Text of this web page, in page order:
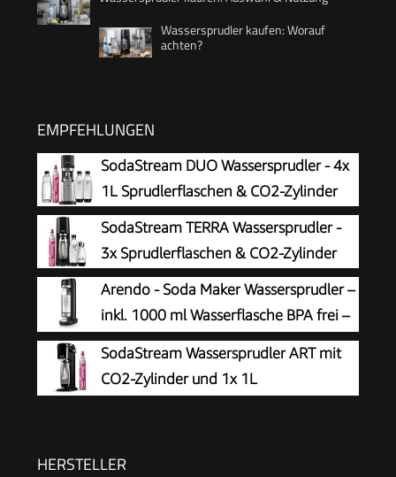
Wassersprudler kaufen: Worauf
achten?
EMPFEHLUNGEN
SodaStream DUO Wassersprudler - 4x
1L Sprudlerflaschen & CO2-Zylinder
SodaStream TERRA Wassersprudler -
3x Sprudlerflaschen & CO2-Zylinder
Arendo - Soda Maker Wassersprudler –
inkl. 1000 ml Wasserflasche BPA frei –
fein dosierbar – Soda Streamer
kompatibel mit 60 l CO2 Zylindern
SodaStream Wassersprudler ART mit
CO2-Zylinder und 1x 1L
HERSTELLER